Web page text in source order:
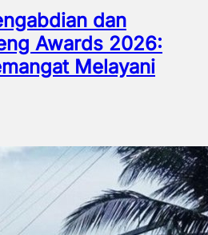
dan
Awards 2026:
Melayani